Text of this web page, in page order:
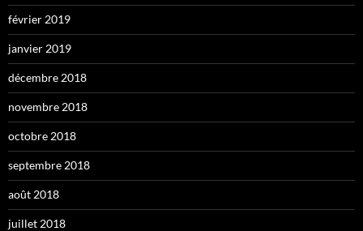
février 2019
janvier 2019
décembre 2018
novembre 2018
octobre 2018
septembre 2018
août 2018
juillet 2018